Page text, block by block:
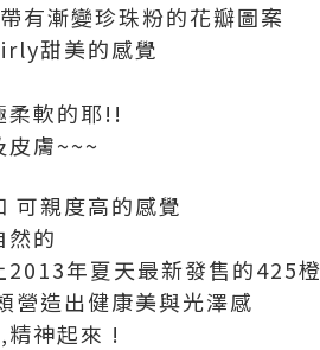
有漸變珍珠粉的花瓣圖案
甜美的感覺
柔軟的耶!!
皮膚~~~
可親度高的感覺
然的
2013年夏天最新發售的425
營造出健康美與光澤感
精神起來 !